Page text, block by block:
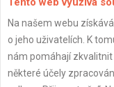
Na našem webu
o jeho uživatelích. K
nám pomáhají zkvalitnit
některé účely